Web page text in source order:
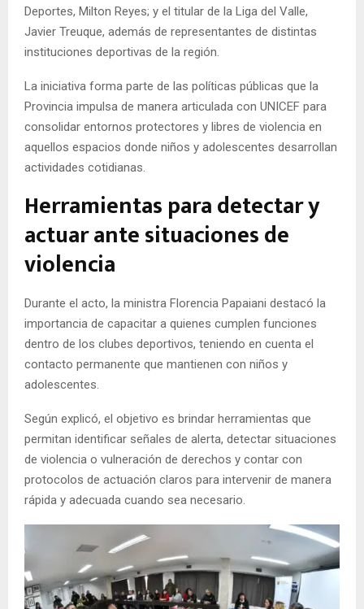
Deportes, Milton Reyes; y el titular de la Liga del Valle,
Javier Treuque, además de representantes de distintas
instituciones deportivas de la región.
La iniciativa forma parte de las políticas públicas que la
Provincia impulsa de manera articulada con UNICEF para
consolidar entornos protectores y libres de violencia en
aquellos espacios donde niños y adolescentes desarrollan
actividades cotidianas.
Herramientas para detectar y
actuar ante situaciones de
violencia
Durante el acto, la ministra Florencia Papaiani destacó la
importancia de capacitar a quienes cumplen funciones
dentro de los clubes deportivos, teniendo en cuenta el
contacto permanente que mantienen con niños y
adolescentes.
Según explicó, el objetivo es brindar herramientas que
permitan identificar señales de alerta, detectar situaciones
de violencia o vulneración de derechos y contar con
protocolos de actuación claros para intervenir de manera
rápida y adecuada cuando sea necesario.